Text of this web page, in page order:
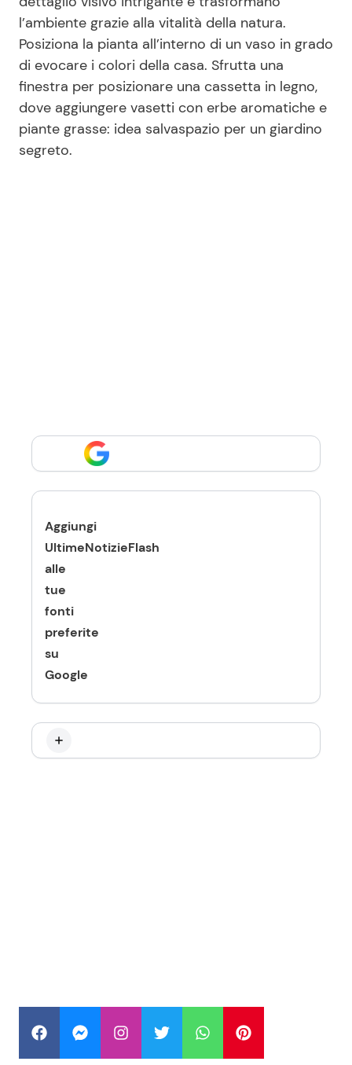
l’ambiente grazie alla vitalità della natura.
Posiziona la pianta all’interno di un vaso in grado
di evocare i colori della casa. Sfrutta una
finestra per posizionare una cassetta in legno,
dove aggiungere vasetti con erbe aromatiche e
piante grasse: idea salvaspazio per un giardino
segreto.
Aggiungi
UltimeNotizieFlash
alle
tue
fonti
preferite
su
Google